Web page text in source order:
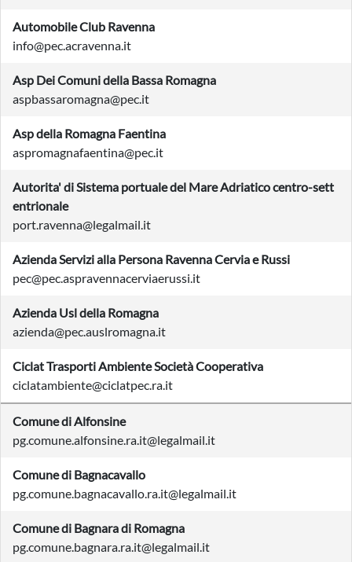
Automobile Club Ravenna
info@pec.acravenna.it
Asp Dei Comuni della Bassa Romagna
aspbassaromagna@pec.it
Asp della Romagna Faentina
aspromagnafaentina@pec.it
Autorita' di Sistema portuale del Mare Adriatico centro-sett
entrionale
port.ravenna@legalmail.it
Azienda Servizi alla Persona Ravenna Cervia e Russi
pec@pec.aspravennacerviaerussi.it
Azienda Usl della Romagna
azienda@pec.auslromagna.it
Ciclat Trasporti Ambiente Società Cooperativa
ciclatambiente@ciclatpec.ra.it
Comune di Alfonsine
pg.comune.alfonsine.ra.it@legalmail.it
Comune di Bagnacavallo
pg.comune.bagnacavallo.ra.it@legalmail.it
Comune di Bagnara di Romagna
pg.comune.bagnara.ra.it@legalmail.it